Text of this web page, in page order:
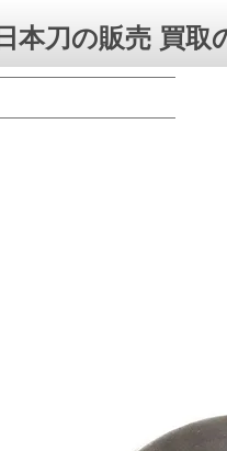
日本刀の販売 買取